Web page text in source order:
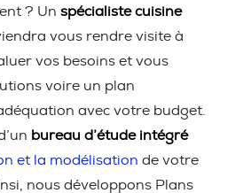
? Un spécialiste cuisine
vous rendre visite à
vos besoins et vous
voire un plan
avec votre budget.
bureau d’étude intégré
et la modélisation de votre
nous développons Plans